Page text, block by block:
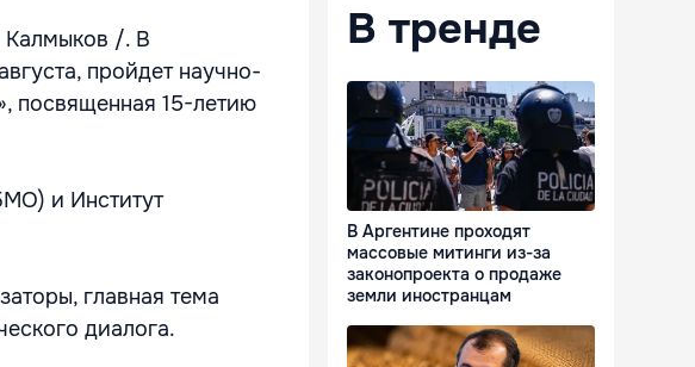
/. В
пройдет научно-
посвященная 15-летию
и Институт
главная тема
диалога.
В тренде
В Аргентине проходят
массовые митинги из-за
законопроекта о продаже
земли иностранцам